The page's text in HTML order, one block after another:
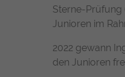
Sterne-Prüfung
Junioren im
2022 gewann
den Junioren